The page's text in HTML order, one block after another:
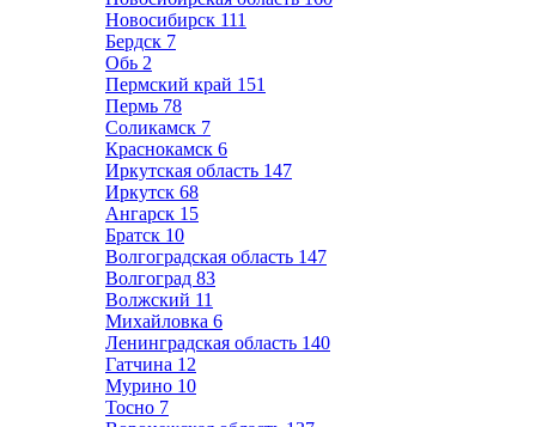
Новосибирск 111
Бердск 7
Обь 2
Пермский край 151
Пермь 78
Соликамск 7
Краснокамск 6
Иркутская область 147
Иркутск 68
Ангарск 15
Братск 10
Волгоградская область 147
Волгоград 83
Волжский 11
Михайловка 6
Ленинградская область 140
Гатчина 12
Мурино 10
Тосно 7